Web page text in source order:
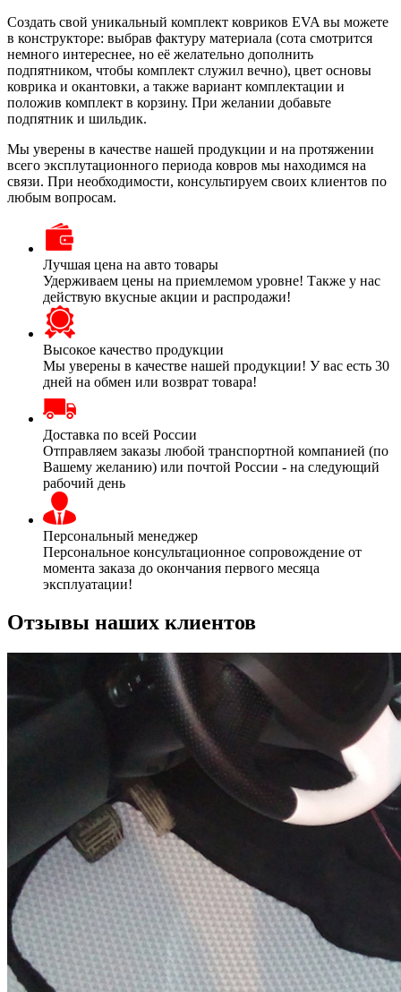
Создать свой уникальный комплект ковриков EVA вы можете
в конструкторе: выбрав фактуру материала (сота смотрится
немного интереснее, но её желательно дополнить
подпятником, чтобы комплект служил вечно), цвет основы
коврика и окантовки, а также вариант комплектации и
положив комплект в корзину. При желании добавьте
подпятник и шильдик.
Мы уверены в качестве нашей продукции и на протяжении
всего эксплутационного периода ковров мы находимся на
связи. При необходимости, консультируем своих клиентов по
любым вопросам.
Лучшая цена на авто товары
Удерживаем цены на приемлемом уровне! Также у нас
действую вкусные акции и распродажи!
Высокое качество продукции
Мы уверены в качестве нашей продукции! У вас есть 30
дней на обмен или возврат товара!
Доставка по всей России
Отправляем заказы любой транспортной компанией (по
Вашему желанию) или почтой России - на следующий
рабочий день
Персональный менеджер
Персональное консультационное сопровождение от
момента заказа до окончания первого месяца
эксплуатации!
Отзывы наших клиентов